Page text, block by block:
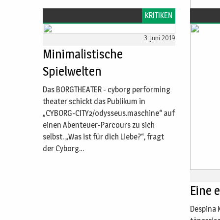
Was
KRITIKEN
3. Juni 2019
Minimalistische
Spielwelten
Das BORGTHEATER - cyborg performing
theater schickt das Publikum in
„CYBORG-CITY2/odysseus.maschine“ auf
einen Abenteuer-Parcours zu sich
selbst. „Was ist für dich Liebe?“, fragt
der Cyborg…
Eine
Despina